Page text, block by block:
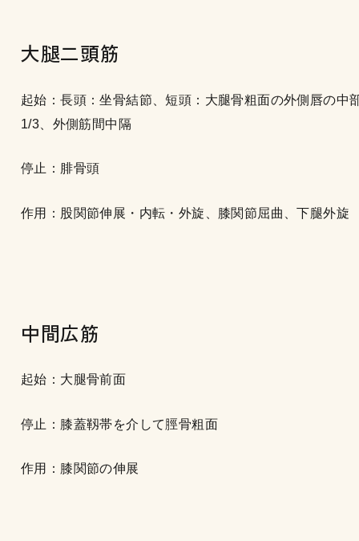
大腿二頭筋
起始：長頭：坐骨結節、短頭：大腿骨粗面の外側唇の中
1/3、外側筋間中隔
停止：腓骨頭
作用：股関節伸展・内転・外旋、膝関節屈曲、下腿外旋
中間広筋
起始：大腿骨前面
停止：膝蓋靱帯を介して脛骨粗面
作用：膝関節の伸展